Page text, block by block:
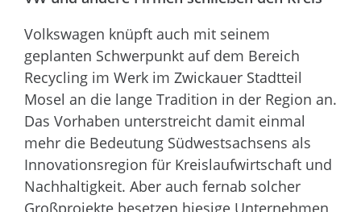
Volkswagen knüpft auch mit seinem
geplanten Schwerpunkt auf dem Bereich
Recycling im Werk im Zwickauer Stadtteil
Mosel an die lange Tradition in der Region an.
Das Vorhaben unterstreicht damit einmal
mehr die Bedeutung Südwestsachsens als
Innovationsregion für Kreislaufwirtschaft und
Nachhaltigkeit. Aber auch fernab solcher
Großprojekte besetzen hiesige Unternehmen